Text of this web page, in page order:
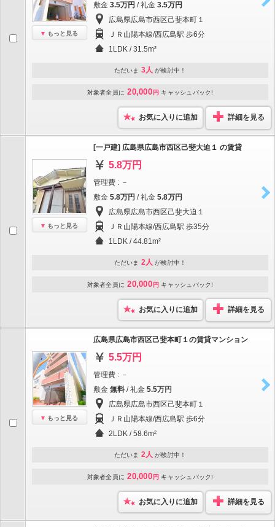
もっと見る
敷金 3.5万円 / 礼金 3.5万円
広島県広島市西区己斐本町１
ＪＲ山陽本線/西広島駅 歩6分
1LDK / 31.5m²
ただいま 3人 が検討中！
対象者全員に 20,000 円 キャッシュバック!
お気に入りに追加 詳細を見る
もっと見る
[一戸建] 広島県広島市西区己斐大迫１ の賃貸
5.8万円
管理費 : －
敷金 5.8万円 / 礼金 5.8万円
広島県広島市西区己斐大迫１
ＪＲ山陽本線/西広島駅 歩35分
1LDK / 44.81m²
ただいま 2人 が検討中！
対象者全員に 20,000 円 キャッシュバック!
お気に入りに追加 詳細を見る
もっと見る
広島県広島市西区己斐本町１の賃貸マンション
5.5万円
管理費 : －
敷金 無料 / 礼金 5.5万円
広島県広島市西区己斐本町１
ＪＲ山陽本線/西広島駅 歩6分
2LDK / 58.6m²
ただいま 2人 が検討中！
対象者全員に 20,000 円 キャッシュバック!
お気に入りに追加 詳細を見る